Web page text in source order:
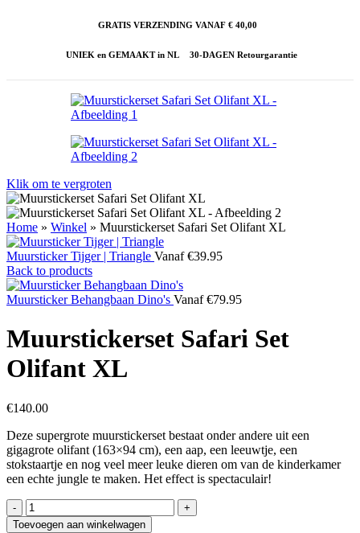
GRATIS VERZENDING VANAF € 40,00
UNIEK en GEMAAKT in NL 30-DAGEN Retourgarantie
Klik om te vergroten
Home » Winkel » Muurstickerset Safari Set Olifant XL
Muursticker Tijger | Triangle Vanaf €39.95
Back to products
Muursticker Behangbaan Dino's Vanaf €79.95
Muurstickerset Safari Set
Olifant XL
€140.00
Deze supergrote muurstickerset bestaat onder andere uit een
gigagrote olifant (163×94 cm), een aap, een leeuwtje, een
stokstaartje en nog veel meer leuke dieren om van de kinderkamer
een echte jungle te maken. Het effect is spectaculair!
Muurstickerset
Safari
Toevoegen aan winkelwagen